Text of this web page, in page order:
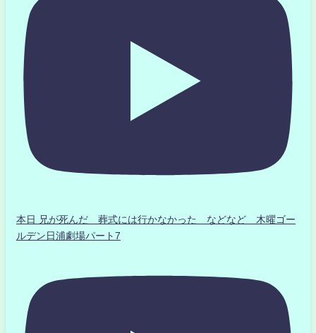
本日 兄が死んだ 葬式には行かなかった などなど 木曜ゴー
ルデン日浦劇場パート7